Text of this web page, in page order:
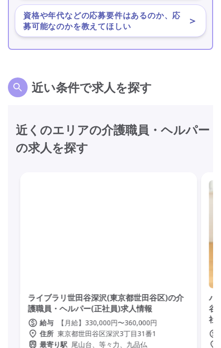
資格や年代などの応募要件はあるのか、応
募可能なのかを教えてほしい
＞
近い条件で求人を探す
近くのエリアの介護職員・ヘルパー
の求人を探す
ライブラリ世田谷深沢(東京都世田谷区)の介
護職員・ヘルパー(正社員)求人情報
給与
【月給】330,000円〜360,000円
住所 東京都世田谷区深沢3丁目31番1
最寄り駅 尾山台、等々力、九品仏
パ
谷
社